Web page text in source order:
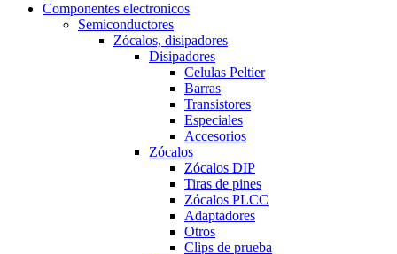
Componentes electronicos
Semiconductores
Zócalos, disipadores
Disipadores
Celulas Peltier
Barras
Transistores
Especiales
Accesorios
Zócalos
Zócalos DIP
Tiras de pines
Zócalos PLCC
Adaptadores
Otros
Clips de prueba